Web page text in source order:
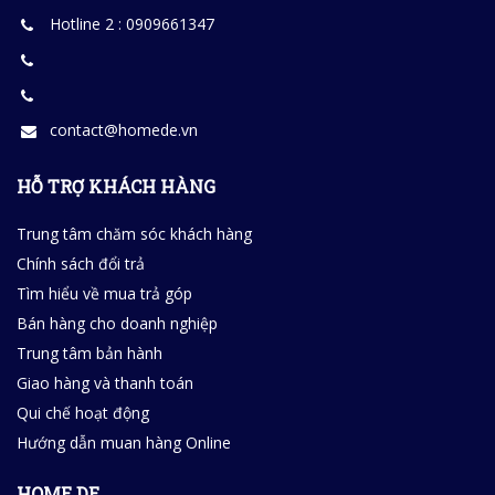
Hotline 2 : 0909661347
contact@homede.vn
HỖ TRỢ KHÁCH HÀNG
Trung tâm chăm sóc khách hàng
Chính sách đổi trả
Tìm hiểu về mua trả góp
Bán hàng cho doanh nghiệp
Trung tâm bản hành
Giao hàng và thanh toán
Qui chế hoạt động
Hướng dẫn muan hàng Online